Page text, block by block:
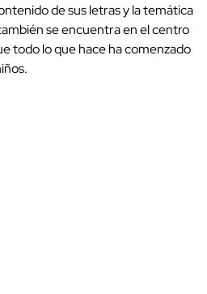
de sus letras y la temática
se encuentra en el centro
todo lo que hace ha comenzado